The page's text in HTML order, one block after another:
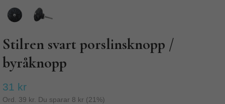
Stilren svart porslinsknopp /
byråknopp
31 kr
Ord. 39 kr . Du sparar 8 kr (21 %)